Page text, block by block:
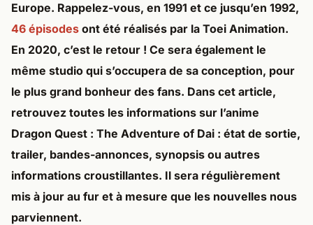
Europe. Rappelez-vous, en 1991 et ce jusqu’en 1992,
46 épisodes ont été réalisés par la Toei Animation.
En 2020, c’est le retour ! Ce sera également le
même studio qui s’occupera de sa conception, pour
le plus grand bonheur des fans. Dans cet article,
retrouvez toutes les informations sur l’anime
Dragon Quest : The Adventure of Dai : état de sortie,
trailer, bandes-annonces, synopsis ou autres
informations croustillantes. Il sera régulièrement
mis à jour au fur et à mesure que les nouvelles nous
parviennent.